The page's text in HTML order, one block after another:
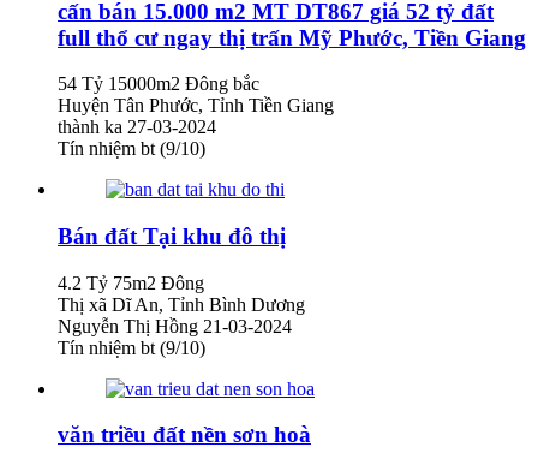
cấn bán 15.000 m2 MT DT867 giá 52 tỷ đất
full thổ cư ngay thị trấn Mỹ Phước, Tiền Giang
54 Tỷ 15000m2 Đông bắc
Huyện Tân Phước, Tỉnh Tiền Giang
thành ka 27-03-2024
Tín nhiệm bt (9/10)
Bán đất Tại khu đô thị
4.2 Tỷ 75m2 Đông
Thị xã Dĩ An, Tỉnh Bình Dương
Nguyễn Thị Hồng 21-03-2024
Tín nhiệm bt (9/10)
văn triều đất nền sơn hoà